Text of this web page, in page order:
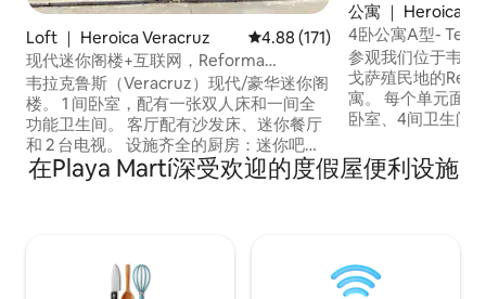
Loft ｜ Heroica Veracruz 平均评分 4.88 分（满分 5 分），
4.88 (171)
现代迷你阁楼+互联网，Reforma
Veracruz
韦拉克鲁斯（Veracruz）现代/豪华迷你阁
楼。 1 间卧室，配有一张双人床和一间全
功能卫生间。 客厅配有沙发床、迷你餐厅
和 2 台电视。 设施齐全的厨房：迷你吧、
咖啡机和微波炉。 全间冷气设备。独立出
入口。 位置：距离Av. Martí大道仅1个街
公寓 ｜ Heroica
4卧公寓A型-
参观我们位于韦拉
戈萨殖民地的
寓。 每个单元面
卧室、4间卫生间
置优越。 享受我们的公共区域（游泳池和
健身房）。 每个
在Playa Martí深受欢迎的度假屋便利设施